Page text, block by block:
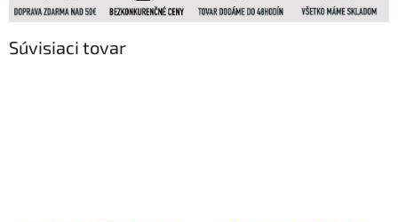
Súvisiaci tovar